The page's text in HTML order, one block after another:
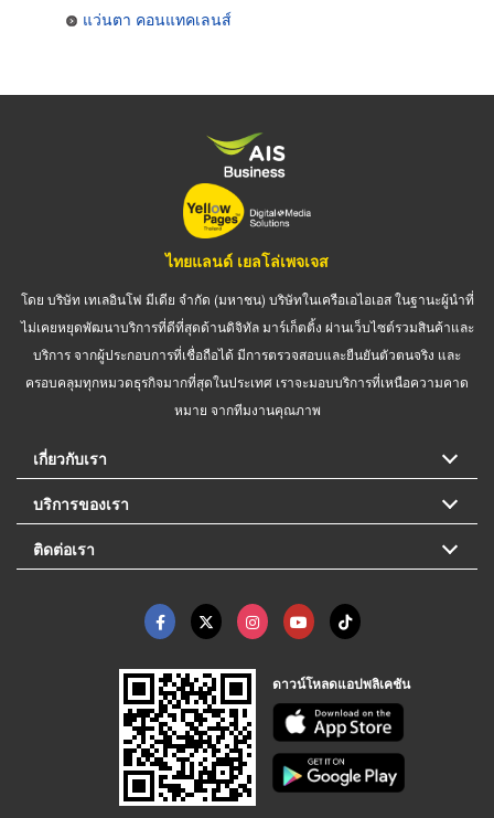
แว่นตา คอนแทคเลนส์
ไทยแลนด์ เยลโล่เพจเจส
โดย บริษัท เทเลอินโฟ มีเดีย จำกัด (มหาชน) บริษัทในเครือเอไอเอส ในฐานะผู้นำที่
ไม่เคยหยุดพัฒนาบริการที่ดีที่สุดด้านดิจิทัล มาร์เก็ตติ้ง ผ่านเว็บไซต์รวมสินค้าและ
บริการ จากผู้ประกอบการที่เชื่อถือได้ มีการตรวจสอบและยืนยันตัวตนจริง และ
ครอบคลุมทุกหมวดธุรกิจมากที่สุดในประเทศ เราจะมอบบริการที่เหนือความคาด
หมาย จากทีมงานคุณภาพ
เกี่ยวกับเรา
บริการของเรา
ติดต่อเรา
ดาวน์โหลดแอปพลิเคชัน